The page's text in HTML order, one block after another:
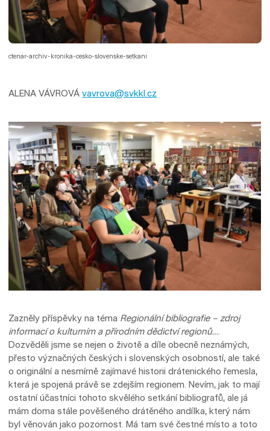
ctenar-archiv-kronika-cesko-slovenske-setkani
ALENA VÁVROVÁvavrova@svkkl.cz
Zazněly příspěvky na téma Regionální bibliografie – zdroj
informací o kulturním a přírodním dědictví regionů….
Dozvěděli jsme se nejen o životě a díle obecně neznámých,
přesto význačných českých i slovenských osobností, ale také
o originální a nesmírně zajímavé historii drátenického řemesla,
která je spojená právě se zdejším regionem. Nevím, jak to mají
ostatní účastníci tohoto skvělého setkání bibliografů, ale já
mám doma stále pověšeného drátěného andílka, který nám
byl věnován jako pozornost. Má tam své čestné místo a toto